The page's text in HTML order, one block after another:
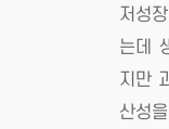
저성
는데
지만
산성